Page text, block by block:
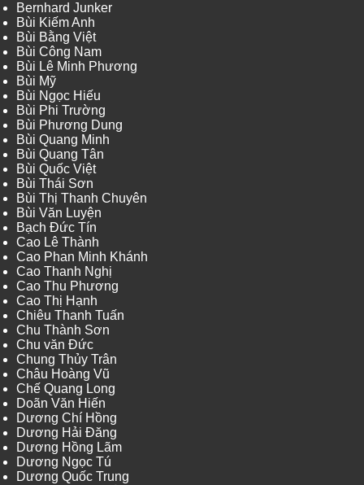
Bernhard Junker
Bùi Kiếm Anh
Bùi Bằng Việt
Bùi Công Nam
Bùi Lê Minh Phương
Bùi Mỹ
Bùi Ngọc Hiếu
Bùi Phi Trường
Bùi Phương Dung
Bùi Quang Minh
Bùi Quang Tân
Bùi Quốc Việt
Bùi Thái Sơn
Bùi Thị Thanh Chuyên
Bùi Văn Luyện
Bạch Đức Tín
Cao Lê Thành
Cao Phan Minh Khánh
Cao Thanh Nghị
Cao Thu Phương
Cao Thị Hạnh
Chiêu Thanh Tuấn
Chu Thành Sơn
Chu văn Đức
Chung Thủy Trân
Châu Hoàng Vũ
Chế Quang Long
Doãn Văn Hiến
Dương Chí Hồng
Dương Hải Đăng
Dương Hồng Lãm
Dương Ngọc Tú
Dương Quốc Trung